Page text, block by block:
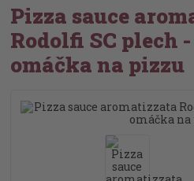
Pizza sauce
Rodolfi SC plech
omáčka na pizzu